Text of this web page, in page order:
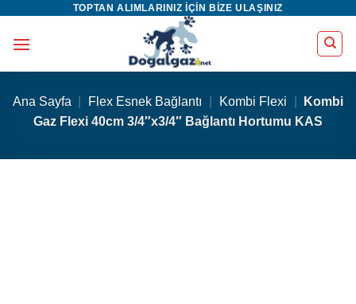
TOPTAN ALIMLARINIZ IÇIN BIZE ULAŞINIZ
Ana Sayfa Flex Esnek Bağlantı Kombi Flexi
Kombi
Gaz Flexi 40cm 3/4″x3/4″ Bağlantı Hortumu KAS